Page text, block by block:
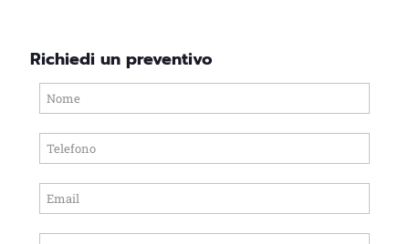
Richiedi un preventivo